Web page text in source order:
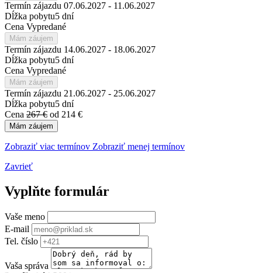
Termín zájazdu 07.06.2027 - 11.06.2027
Dĺžka pobytu5 dní
Cena Vypredané
Mám záujem
Termín zájazdu 14.06.2027 - 18.06.2027
Dĺžka pobytu5 dní
Cena Vypredané
Mám záujem
Termín zájazdu 21.06.2027 - 25.06.2027
Dĺžka pobytu5 dní
Cena 267 € od 214 €
Mám záujem
Zobraziť viac termínov Zobraziť menej termínov
Zavrieť
Vyplňte formulár
Vaše meno
E-mail
Tel. číslo
Vaša správa